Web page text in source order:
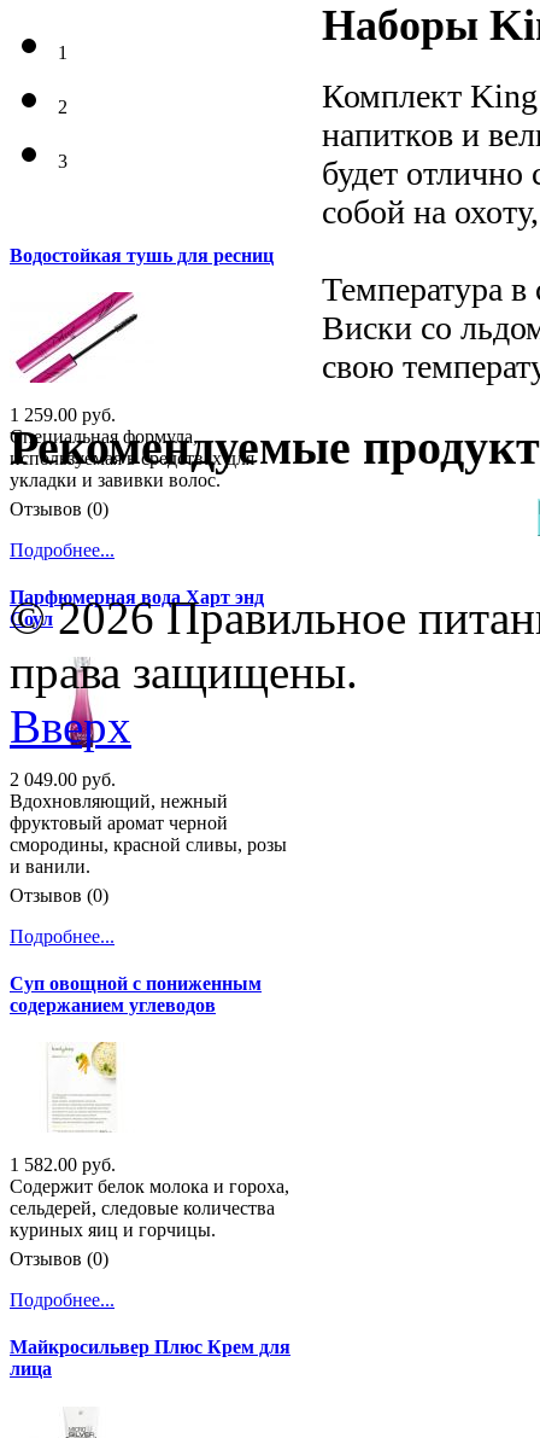
Наборы
Комплект
напитков и
будет отлично
собой на
Температура в
Виски со
свою
1
2
3
Водостойкая тушь для ресниц
1 259.00 руб.
Специальная формула,
используемая в средствах для
укладки и завивки волос.
Отзывов (0)
Подробнее...
Парфюмерная вода Харт энд
Соул
2 049.00 руб.
Вдохновляющий, нежный
фруктовый аромат черной
смородины, красной сливы, розы
и ванили.
Отзывов (0)
Подробнее...
Суп овощной с пониженным
содержанием углеводов
1 582.00 руб.
Содержит белок молока и гороха,
сельдерей, следовые количества
куриных яиц и горчицы.
Отзывов (0)
Подробнее...
Майкросильвер Плюс Крем для
лица
Рекомендуемые
© 2026 Правильное
права защищены.
Вверх